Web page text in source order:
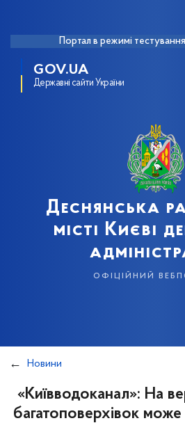
Портал в режимі
GOV.UA
Державні сайти України
Деснянська
місті Києві
офіційний
Новини
«Київводоканал»: На
багатоповерхівок